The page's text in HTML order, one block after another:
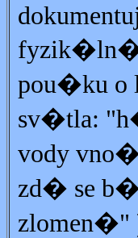
pou�ku o
sv�tla:
vody
zd� se
zlomen�"